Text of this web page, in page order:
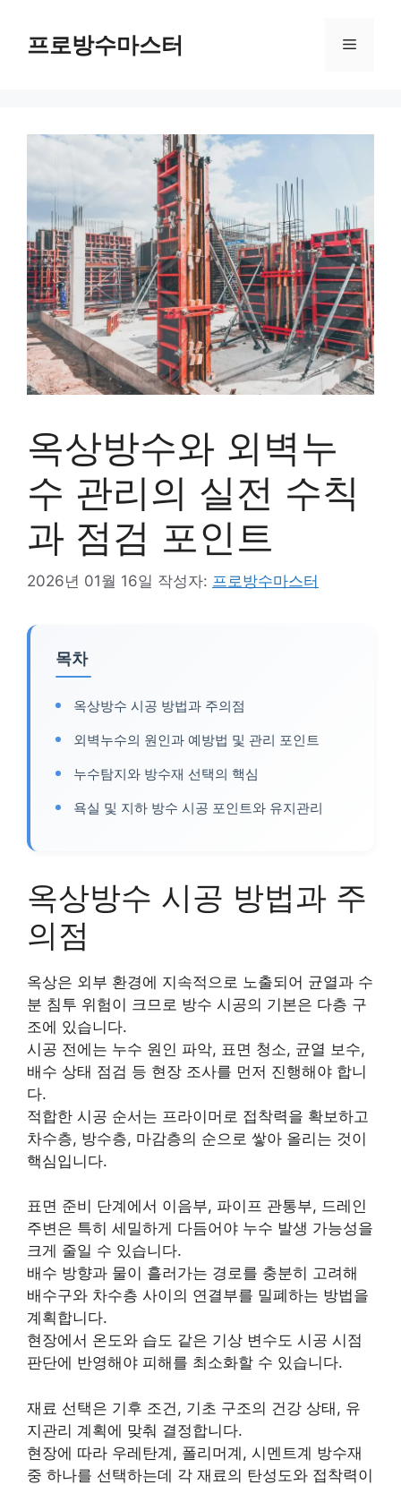
프로방수마스터 메
옥상방수와 외벽누
수 관리의 실전 수칙
과 점검 포인트
2026년 01월 16일 작성자: 프로방수마스터
목차
옥상방수 시공 방법과 주의점
외벽누수의 원인과 예방법 및 관리 포인트
누수탐지와 방수재 선택의 핵심
욕실 및 지하 방수 시공 포인트와 유지관리
옥상방수 시공 방법과 주
의점
옥상은 외부 환경에 지속적으로 노출되어 균열과 수
분 침투 위험이 크므로 방수 시공의 기본은 다층 구
조에 있습니다.
시공 전에는 누수 원인 파악, 표면 청소, 균열 보수,
배수 상태 점검 등 현장 조사를 먼저 진행해야 합니
다.
적합한 시공 순서는 프라이머로 접착력을 확보하고
차수층, 방수층, 마감층의 순으로 쌓아 올리는 것이
핵심입니다.
표면 준비 단계에서 이음부, 파이프 관통부, 드레인
주변은 특히 세밀하게 다듬어야 누수 발생 가능성을
크게 줄일 수 있습니다.
배수 방향과 물이 흘러가는 경로를 충분히 고려해
배수구와 차수층 사이의 연결부를 밀폐하는 방법을
계획합니다.
현장에서 온도와 습도 같은 기상 변수도 시공 시점
판단에 반영해야 피해를 최소화할 수 있습니다.
재료 선택은 기후 조건, 기초 구조의 건강 상태, 유
지관리 계획에 맞춰 결정합니다.
현장에 따라 우레탄계, 폴리머계, 시멘트계 방수재
중 하나를 선택하는데 각 재료의 탄성도와 접착력이